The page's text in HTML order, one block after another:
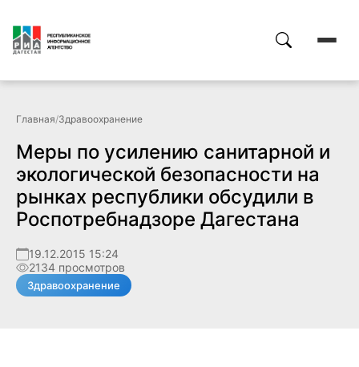
Главная/Здравоохранение
Меры по усилению санитарной и
экологической безопасности на
рынках республики обсудили в
Роспотребнадзоре Дагестана
19.12.2015 15:24
2134 просмотров
Здравоохранение